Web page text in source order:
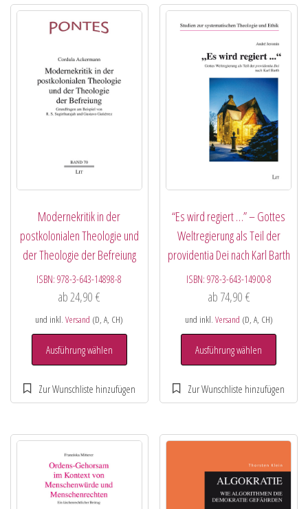
Modernekritik in der
postkolonialen Theologie und
der Theologie der Befreiung
ISBN:978-3-643-14898-8
ab 24,90€
und inkl.Versand (D, A, CH)
Ausführung wählen
“Es wird regiert …” – Gottes
Weltregierung als Teil der
providentia Dei nach Karl Barth
ISBN: 978-3-643-14900-8
ab 74,90 €
und inkl. Versand (D, A, CH)
Ausführung wählen